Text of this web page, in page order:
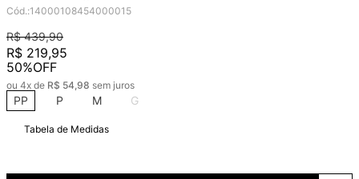
Cód.:14000108454000015
R$ 439,90
R$ 219,95
50%OFF
ou 4x de R$ 54,98 sem juros
PP P M G
Tabela de Medidas